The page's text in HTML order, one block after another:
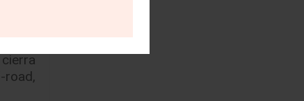
y la
un